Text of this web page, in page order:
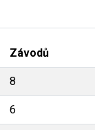
Závodů
8
6